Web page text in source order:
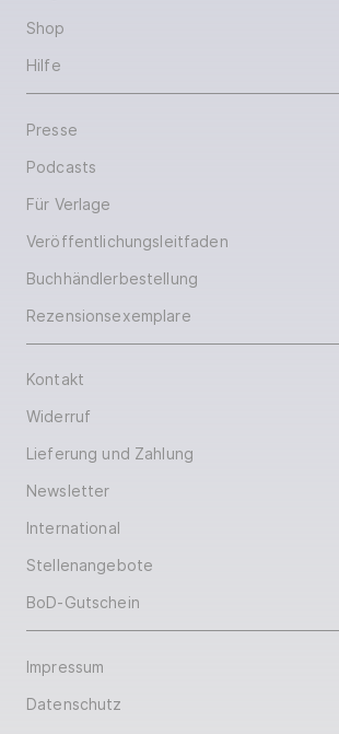
Shop
Hilfe
Presse
Podcasts
Für Verlage
Veröffentlichungsleitfaden
Buchhändlerbestellung
Rezensionsexemplare
Kontakt
Widerruf
Lieferung und Zahlung
Newsletter
International
Stellenangebote
BoD-Gutschein
Impressum
Datenschutz